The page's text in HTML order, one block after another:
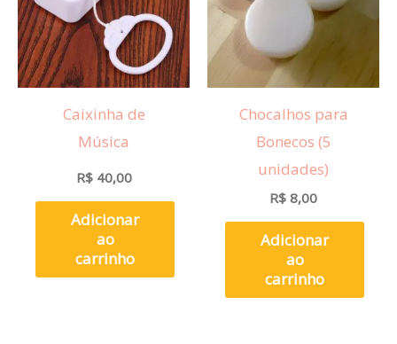
Caixinha de
Música
R$40,00
Adicionar
ao
carrinho
Chocalhos para
Bonecos (5
unidades)
R$ 8,00
Adicionar
ao
carrinho